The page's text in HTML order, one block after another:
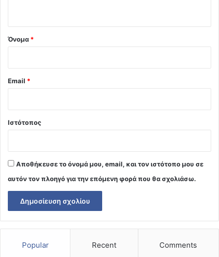
Όνομα *
Email *
Ιστότοπος
Αποθήκευσε το όνομά μου, email, και τον ιστότοπο μου σε
αυτόν τον πλοηγό για την επόμενη φορά που θα σχολιάσω.
Popular Recent Comments